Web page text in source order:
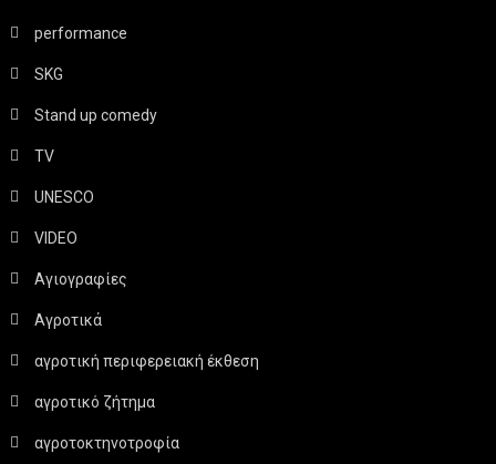
performance
SKG
Stand up comedy
TV
UNESCO
VIDEO
Αγιογραφίες
Αγροτικά
αγροτική περιφερειακή έκθεση
αγροτικό ζήτημα
αγροτοκτηνοτροφία